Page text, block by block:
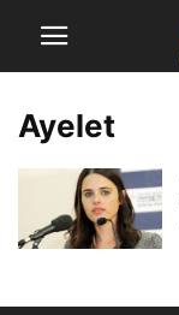
Ayelet